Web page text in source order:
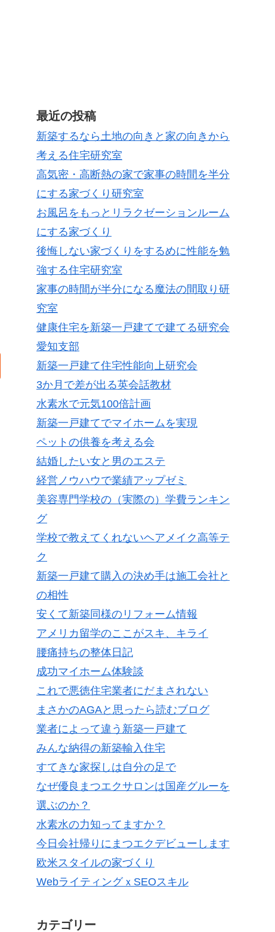
最近の投稿
新築するなら土地の向きと家の向きから
考える住宅研究室
高気密・高断熱の家で家事の時間を半分
にする家づくり研究室
お風呂をもっとリラクゼーションルーム
にする家づくり
後悔しない家づくりをするめに性能を勉
強する住宅研究室
家事の時間が半分になる魔法の間取り研
究室
健康住宅を新築一戸建てで建てる研究会
愛知支部
新築一戸建て住宅性能向上研究会
3か月で差が出る英会話教材
水素水で元気100倍計画
新築一戸建てでマイホームを実現
ペットの供養を考える会
結婚したい女と男のエステ
経営ノウハウで業績アップゼミ
美容専門学校の（実際の）学費ランキン
グ
学校で教えてくれないヘアメイク高等テ
ク
新築一戸建て購入の決め手は施工会社と
の相性
安くて新築同様のリフォーム情報
アメリカ留学のここがスキ、キライ
腰痛持ちの整体日記
成功マイホーム体験談
これで悪徳住宅業者にだまされない
まさかのAGAと思ったら読むブログ
業者によって違う新築一戸建て
みんな納得の新築輸入住宅
すてきな家探しは自分の足で
なぜ優良まつエクサロンは国産グルーを
選ぶのか？
水素水の力知ってますか？
今日会社帰りにまつエクデビューします
欧米スタイルの家づくり
WebライティングｘSEOスキル
カテゴリー